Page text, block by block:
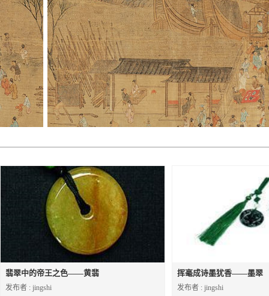
翡翠中的帝王之色——黄翡
发布者 : jingshi
挥毫成诗墨犹香——墨翠
发布者 : jingshi